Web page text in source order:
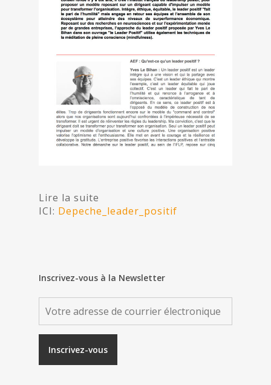
Lire la suite
ICI: Depeche_leader_positif
Inscrivez-vous à la Newsletter